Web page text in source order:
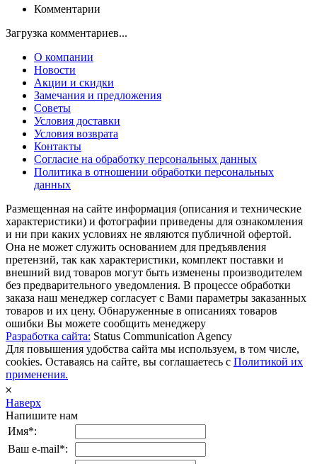
Комментарии
Загрузка комментариев...
О компании
Новости
Акции и скидки
Замечания и предложения
Советы
Условия доставки
Условия возврата
Контакты
Согласие на обработку персональных данных
Политика в отношении обработки персональных
данных
Размещенная на сайте информация (описания и технические
характеристики) и фотографии приведены для ознакомления
и ни при каких условиях не являются публичной офертой.
Она не может служить основанием для предъявления
претензий, так как характеристики, комплект поставки и
внешний вид товаров могут быть изменены производителем
без предварительного уведомления. В процессе обработки
заказа наш менеджер согласует с Вами параметры заказанных
товаров и их цену. Обнаруженные в описаниях товаров
ошибки Вы можете сообщить менеджеру
Разработка сайта: Status Communication Agency
Для повышения удобства сайта мы используем, в том числе,
cookies. Оставаясь на сайте, вы соглашаетесь с Политикой их
применения.
𐄂
Наверх
Напишите нам
Имя*:
Ваш e-mail*: